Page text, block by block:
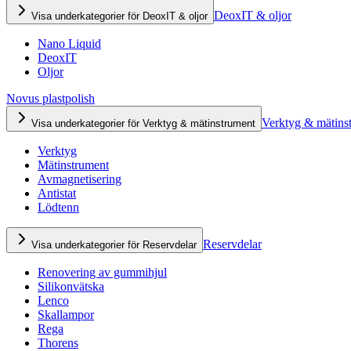
Visa underkategorier för DeoxIT & oljor DeoxIT & oljor
Nano Liquid
DeoxIT
Oljor
Novus plastpolish
Visa underkategorier för Verktyg & mätinstrument Verktyg &
Verktyg
Mätinstrument
Avmagnetisering
Antistat
Lödtenn
Visa underkategorier för Reservdelar Reservdelar
Renovering av gummihjul
Silikonvätska
Lenco
Skallampor
Rega
Thorens